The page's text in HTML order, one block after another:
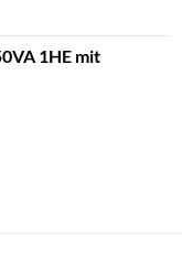
1HE mit